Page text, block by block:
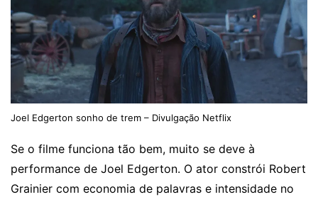
Joel Edgerton sonho de trem – Divulgação Netflix
Se o filme funciona tão bem, muito se deve à
performance de Joel Edgerton. O ator constrói Robert
Grainier com economia de palavras e intensidade no